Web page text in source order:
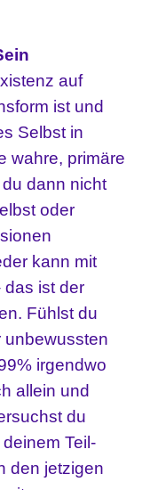
auf
ist und
Selbst in
wahre, primäre
dann nicht
oder
kann mit
das ist der
Fühlst du
unbewussten
irgendwo
allein und
du
Teil-
den jetzigen